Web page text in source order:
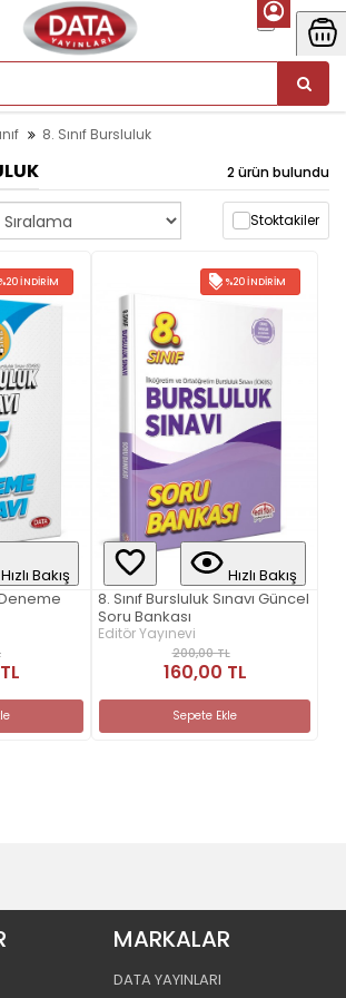
8. Sınıf Bursluluk
2 ürün bulundu
Stoktakiler
%20 İNDIRIM
Hızlı Bakış
Deneme
%20 İNDIRIM
Hızlı Bakış
8. Sınıf Bursluluk Sınavı Güncel
Soru Bankası
Editör Yayınevi
200,00 TL
160,00 TL
Sepete Ekle
MARKALAR
DATA YAYINLARI